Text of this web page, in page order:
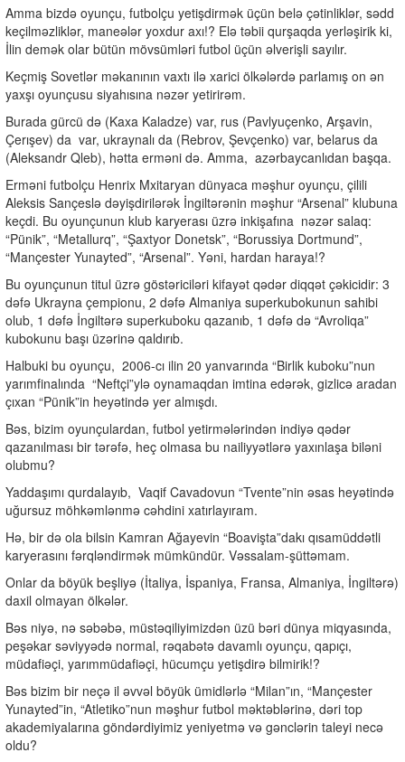
Amma bizdə oyunçu, futbolçu yetişdirmək üçün belə çətinliklər, sədd
keçilməzliklər, maneələr yoxdur axı!? Elə təbii qurşaqda yerləşirik ki,
İlin demək olar bütün mövsümləri futbol üçün əlverişli sayılır.
Keçmiş Sovetlər məkanının vaxtı ilə xarici ölkələrdə parlamış on ən
yaxşı oyunçusu siyahısına nəzər yetirirəm.
Burada gürcü də (Kaxa Kaladze) var, rus (Pavlyuçenko, Arşavin,
Çerışev) da var, ukraynalı da (Rebrov, Şevçenko) var, belarus da
(Aleksandr Qleb), hətta erməni də. Amma, azərbaycanlıdan başqa.
Erməni futbolçu Henrix Mxitaryan dünyaca məşhur oyunçu, çilili
Aleksis Sançeslə dəyişdirilərək İngiltərənin məşhur “Arsenal” klubuna
keçdi. Bu oyunçunun klub karyerası üzrə inkişafına nəzər salaq:
“Pünik”, “Metallurq”, “Şaxtyor Donetsk”, “Borussiya Dortmund”,
“Mançester Yunayted”, “Arsenal”. Yəni, hardan haraya!?
Bu oyunçunun titul üzrə göstəriciləri kifayət qədər diqqət çəkicidir: 3
dəfə Ukrayna çempionu, 2 dəfə Almaniya superkubokunun sahibi
olub, 1 dəfə İngiltərə superkuboku qazanıb, 1 dəfə də “Avroliqa”
kubokunu başı üzərinə qaldırıb.
Halbuki bu oyunçu, 2006-cı ilin 20 yanvarında “Birlik kuboku”nun
yarımfinalında “Neftçi”ylə oynamaqdan imtina edərək, gizlicə aradan
çıxan “Pünik”in heyətində yer almışdı.
Bəs, bizim oyunçulardan, futbol yetirmələrindən indiyə qədər
qazanılması bir tərəfə, heç olmasa bu nailiyyətlərə yaxınlaşa biləni
olubmu?
Yaddaşımı qurdalayıb, Vaqif Cavadovun “Tvente”nin əsas heyətində
uğursuz möhkəmlənmə cəhdini xatırlayıram.
Hə, bir də ola bilsin Kamran Ağayevin “Boavişta”dakı qısamüddətli
karyerasını fərqləndirmək mümkündür. Vəssalam-şüttəmam.
Onlar da böyük beşliyə (İtaliya, İspaniya, Fransa, Almaniya, İngiltərə)
daxil olmayan ölkələr.
Bəs niyə, nə səbəbə, müstəqiliyimizdən üzü bəri dünya miqyasında,
peşəkar səviyyədə normal, rəqabətə davamlı oyunçu, qapıçı,
müdafiəçi, yarımmüdafiəçi, hücumçu yetişdirə bilmirik!?
Bəs bizim bir neçə il əvvəl böyük ümidlərlə “Milan”ın, “Mançester
Yunayted”in, “Atletiko”nun məşhur futbol məktəblərinə, dəri top
akademiyalarına göndərdiyimiz yeniyetmə və gənclərin taleyi necə
oldu?